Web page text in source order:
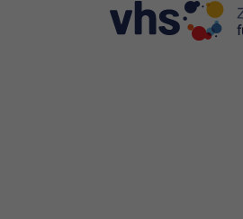
Skip to main content
Skip to page footer